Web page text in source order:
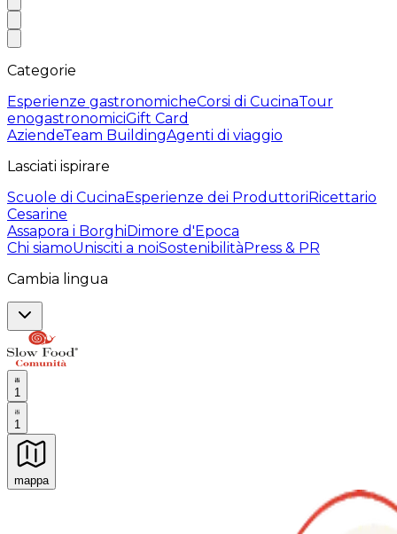
Categorie
Esperienze gastronomicheCorsi di CucinaTour
enogastronomiciGift Card
AziendeTeam BuildingAgenti di viaggio
Lasciati ispirare
Scuole di CucinaEsperienze dei ProduttoriRicettario
Cesarine
Assapora i BorghiDimore d'Epoca
Chi siamoUnisciti a noiSostenibilitàPress & PR
Cambia lingua
1
1
mappa
Esperienze culinarie indimenticabili: Esperienze